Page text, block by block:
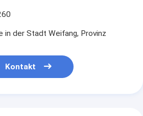
in der Stadt Weifang, Provinz
Kontakt